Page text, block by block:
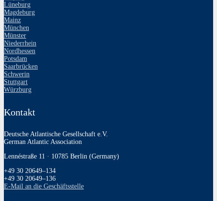
Lüneburg
Magdeburg
Mainz
München
Münster
Niederrhein
Nordhessen
Potsdam
Saarbrücken
Schwerin
Stuttgart
Würzburg
Kontakt
Deutsche Atlantische Gesellschaft e.V.
German Atlantic Association
Lennéstraße 11 · 10785 Berlin (Germany)
+49 30 20649–134
+49 30 20649–136
E‑Mail an die Geschäftsstelle